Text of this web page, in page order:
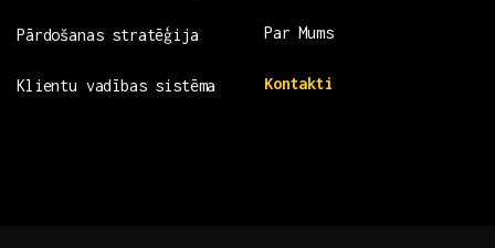
Pārdošanas stratēģija
Klientu vadības sistēma
Par Mums
Kontakti